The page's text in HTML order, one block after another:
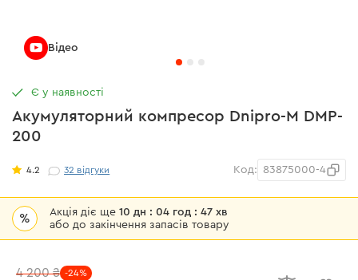
Акумуляторний компресор Dnipro-M DMP-
200
4.2 32 відгуки Код: 83875000-4
% Акція діє ще10 дн : 04 год : 47 хв
або до закінчення запасів товару
4 200 ₴ -24%
Є у наявності
Відео